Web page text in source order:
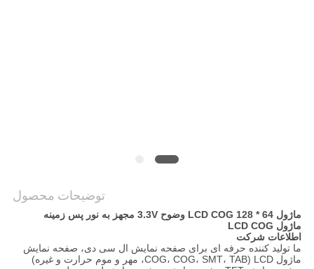
توضیحات محصول
ماژول LCD COG 128 * 64 وضوح 3.3V مجهز به نور پس زمینه
ماژول LCD COG
اطلاعات شرکت
ما تولید کننده حرفه ای برای صفحه نمایش ال سی دی، صفحه نمایش
ماژول LCD (COG، COG، SMT، TAB، مهر و موم حرارت و غیره)